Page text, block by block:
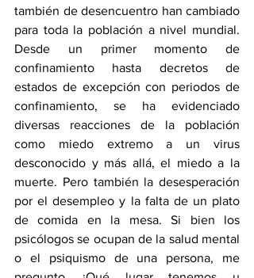
también de desencuentro han cambiado
para toda la población a nivel mundial.
Desde un primer momento de
confinamiento hasta decretos de
estados de excepción con periodos de
confinamiento, se ha evidenciado
diversas reacciones de la población
como miedo extremo a un virus
desconocido y más allá, el miedo a la
muerte. Pero también la desesperación
por el desempleo y la falta de un plato
de comida en la mesa. Si bien los
psicólogos se ocupan de la salud mental
o el psiquismo de una persona, me